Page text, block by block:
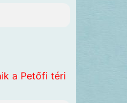
a Petőfi téri